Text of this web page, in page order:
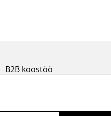
B2B koostöö